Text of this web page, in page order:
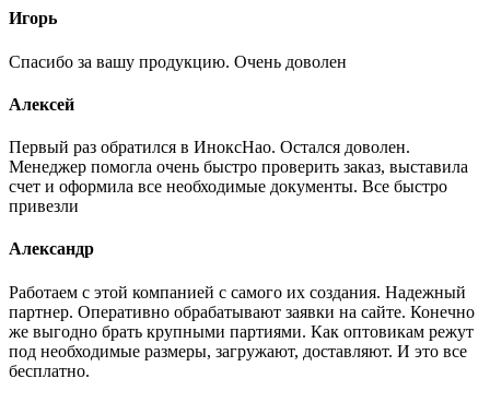
Игорь
Спасибо за вашу продукцию. Очень доволен
Алексей
Первый раз обратился в ИноксНао. Остался доволен.
Менеджер помогла очень быстро проверить заказ, выставила
счет и оформила все необходимые документы. Все быстро
привезли
Александр
Работаем с этой компанией с самого их создания. Надежный
партнер. Оперативно обрабатывают заявки на сайте. Конечно
же выгодно брать крупными партиями. Как оптовикам режут
под необходимые размеры, загружают, доставляют. И это все
бесплатно.